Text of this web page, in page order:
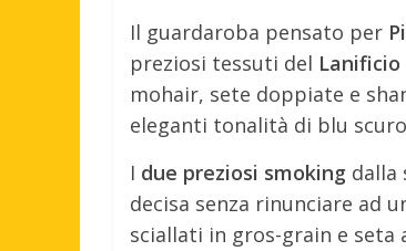
Il guardaroba pensato per
preziosi tessuti del
mohair, sete doppiate e
eleganti tonalità di blu
I due preziosi smoking dalla
decisa senza rinunciare ad
sciallati in gros-grain e